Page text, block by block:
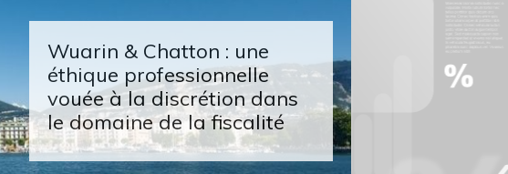
Wuarin & Chatton : une
éthique professionnelle
vouée à la discrétion dans
le domaine de la fiscalité